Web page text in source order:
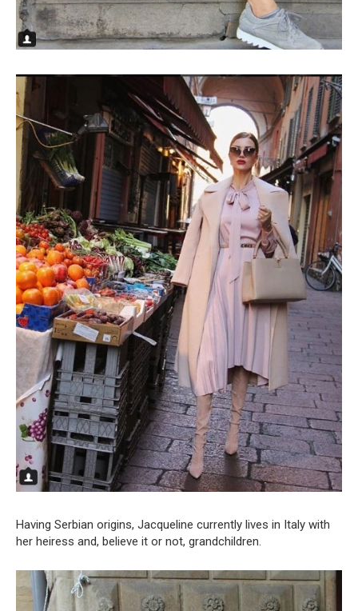
Having Serbian origins, Jacqueline currently lives in Italy with
her heiress and, believe it or not, grandchildren.